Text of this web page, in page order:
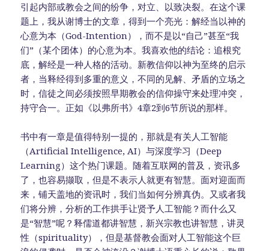
引起内部或教会之间的纷争，对立、以致决裂。在这个课
题上，我从谢博士的文章，得到一个亮光：解经当以神的
心意为本（God-Intention），而不是以“自己”甚至“我
们”（某个团体）的心意为本。我喜欢他的结论：追根究
底，解经是一种人格的活动。新教信仰以神为至终的启示
者，当释经得到多重的意义，不同的见解、矛盾的立场之
时，信徒之间必须按照早期教会的信仰操守来处理冲突，
持守合一。正如《以弗所书》4章2到6节所说的那样。
书中有一章是值得特别一提的，那就是有关人工智能
（Artificial Intelligence, AI）与深度学习（Deep
Learning）这个热门课题。随着互联网的普及，资讯多
了，也容易撷取，但是不表示人就更有智慧。面对迎面而
来，铺天盖地的资讯时，我们当如何分辨真伪。又或者我
们将分辨，分析的工作拱手让贤予人工智能？而什么又
是“智慧”呢？释儒道都讲智慧，新兴宗教也讲智慧，讲灵
性（spirituality），但是基督教会面对人工智能这个巨